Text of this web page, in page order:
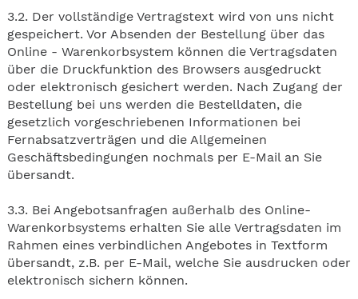
3.2. Der vollständige Vertragstext wird von uns nicht
gespeichert. Vor Absenden der Bestellung über das
Online - Warenkorbsystem können die Vertragsdaten
über die Druckfunktion des Browsers ausgedruckt
oder elektronisch gesichert werden. Nach Zugang der
Bestellung bei uns werden die Bestelldaten, die
gesetzlich vorgeschriebenen Informationen bei
Fernabsatzverträgen und die Allgemeinen
Geschäftsbedingungen nochmals per E-Mail an Sie
übersandt.
3.3. Bei Angebotsanfragen außerhalb des Online-
Warenkorbsystems erhalten Sie alle Vertragsdaten im
Rahmen eines verbindlichen Angebotes in Textform
übersandt, z.B. per E-Mail, welche Sie ausdrucken oder
elektronisch sichern können.